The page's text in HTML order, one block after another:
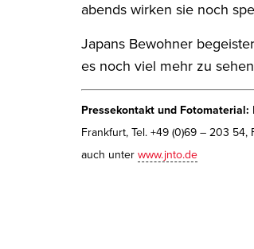
abends wirken sie noch
Japans Bewohner
es noch viel mehr zu
Pressekontakt und Fotomaterial:
Frankfurt, Tel. +49 (0)69 – 203 54,
auch unter www.jnto.de